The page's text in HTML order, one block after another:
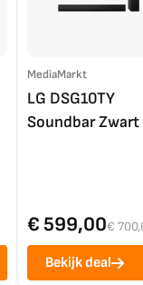
MediaMarkt
LG DSG10TY
Soundbar Zwart
€ 599,00€
Bekijk deal